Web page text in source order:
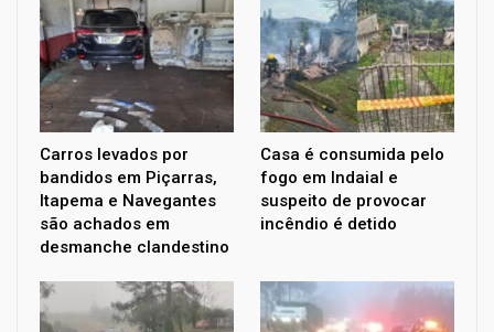
Carros levados por
bandidos em Piçarras,
Itapema e Navegantes
são achados em
desmanche clandestino
Casa é consumida pelo
fogo em Indaial e
suspeito de provocar
incêndio é detido